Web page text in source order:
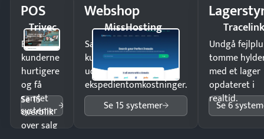
POS
Trivec
Ekspedér
kunderne
hurtigere
og få
samlet
overblik
over salg
Se 15
systemer
Webshop
MissHosting
Sælg produkter 24/7 til
kunder i hele landet
uden
ekspedientomkostninger.
Se 15 systemer
Undgå
tomme
med et lager
opdateret i
realtid.
Se 6